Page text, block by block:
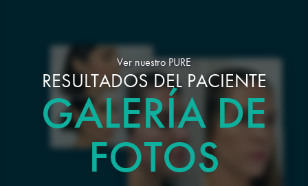
Ver nuestro PURE
RESULTADOS DEL PACIENTE
GALERÍA DE
FOTOS